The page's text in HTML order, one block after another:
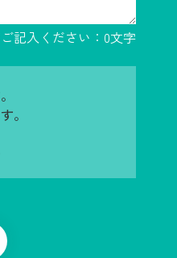
記入ください： 0文字
。